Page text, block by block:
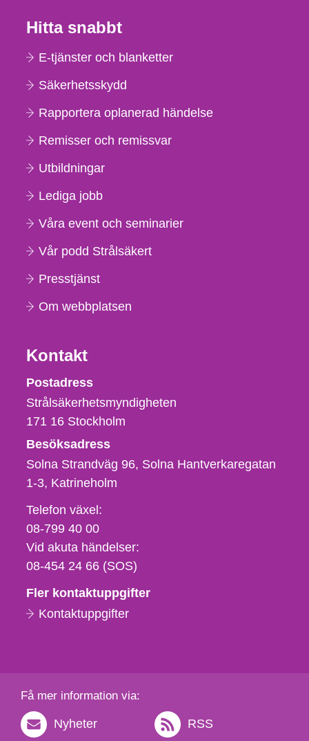
Hitta snabbt
E-tjänster och blanketter
Säkerhetsskydd
Rapportera oplanerad händelse
Remisser och remissvar
Utbildningar
Lediga jobb
Våra event och seminarier
Vår podd Strålsäkert
Presstjänst
Om webbplatsen
Kontakt
Strålsäkerhetsmyndigheten
Postadress
Strålsäkerhetsmyndigheten
171 16 Stockholm
Besöksadress
Solna Strandväg 96, Solna Hantverkaregatan
1-3 Katrineholm
Telefon,
fax
och
e-
Telefon växel:
08-799 40 00
Vid akuta händelser:
08-454 24 66 (SOS)
Fler kontaktuppgifter
Kontaktuppgifter
Få mer information via:
Nyheter RSS